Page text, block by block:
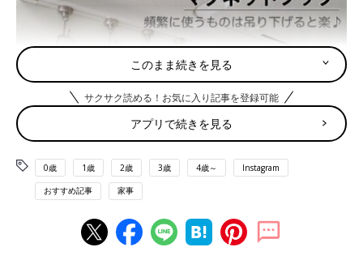
このまま続きを見る
サクサク読める！お気に入り記事を登録可能
アプリで続きを見る
0歳 1歳 2歳 3歳 4歳～ Instagram
おすすめ記事 家事